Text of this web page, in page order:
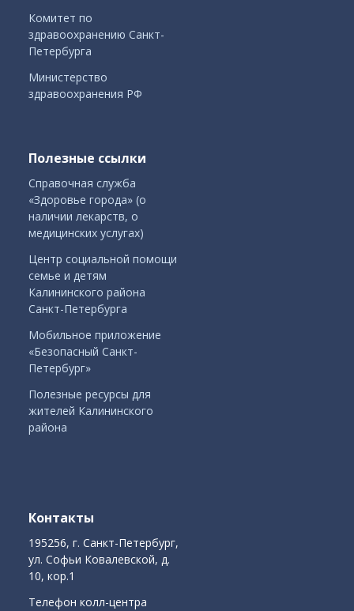
Комитет по
здравоохранению Санкт-
Петербурга
Министерство
здравоохранения РФ
Полезные ссылки
Справочная служба
«Здоровье города» (о
наличии лекарств, о
медицинских услугах)
Центр социальной помощи
семье и детям
Калининского района
Санкт-Петербурга
Мобильное приложение
«Безопасный Санкт-
Петербург»
Полезные ресурсы для
жителей Калининского
района
Контакты
195256, г. Санкт-Петербург,
ул. Софьи Ковалевской, д.
10, кор.1
Телефон колл-центра